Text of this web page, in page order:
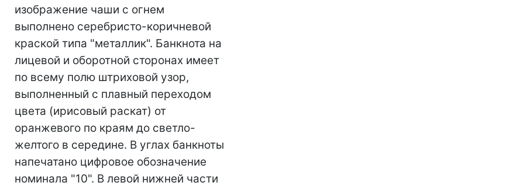
изображение чаши с огнем
выполнено серебристо-коричневой
краской типа "металлик". Банкнота на
лицевой и оборотной сторонах имеет
по всему полю штриховой узор,
выполненный с плавный переходом
цвета (ирисовый раскат) от
оранжевого по краям до светло-
желтого в середине. В углах банкноты
напечатано цифровое обозначение
номинала "10". В левой нижней части